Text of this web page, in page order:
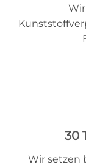
30
Wir setzen